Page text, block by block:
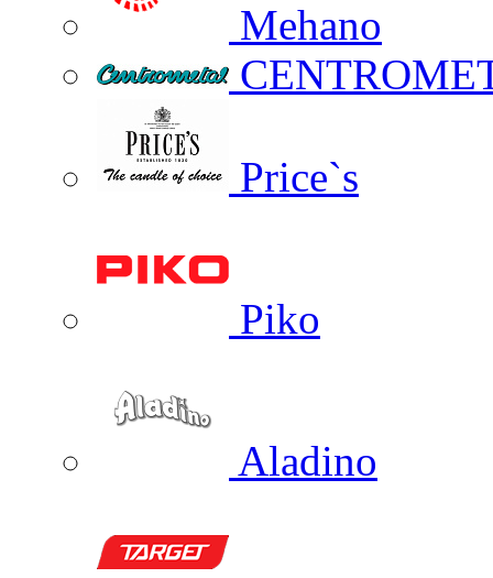
Mehano
Price`s
Piko
Aladino